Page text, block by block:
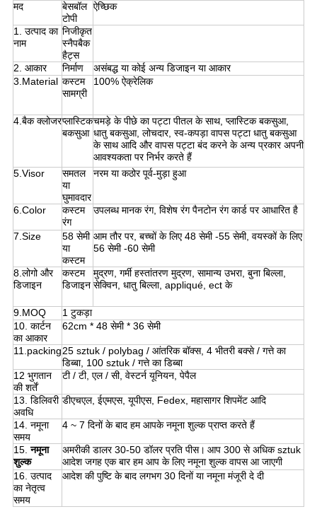
मद
बेसबॉल
टोपी
ऐच्छिक
1. उत्पाद का
नाम
निजीकृत
स्नैपबैक
हैट्स
2. आकार
निर्माण
असंबद्ध या कोई अन्य डिजाइन या आकार
3.Material कस्टम
सामग्री
100% ऐक्रेलिक
4.बैक क्लोजरप्लास्टिक
बकसुआ
चमड़े के पीछे का पट्टा पीतल के साथ, प्लास्टिक बकसुआ,
धातु बकसुआ, लोचदार, स्व-कपड़ा वापस पट्टा धातु बकसुआ
के साथ आदि और वापस पट्टा बंद करने के अन्य प्रकार अपनी
आवश्यकता पर निर्भर करते हैं
5.Visor
समतल
या
घुमावदार
नरम या कठोर पूर्व-मुड़ा हुआ
6.Color
कस्टम
रंग
उपलब्ध मानक रंग, विशेष रंग पैनटोन रंग कार्ड पर आधारित है
7.Size
58 सेमी
या
कस्टम
आम तौर पर, बच्चों के लिए 48 सेमी -55 सेमी, वयस्कों के लिए
56 सेमी -60 सेमी
8.लोगो और
डिजाइन
कस्टम
डिजाइन
मुद्रण, गर्मी हस्तांतरण मुद्रण, सामान्य उभरा, बुना बिल्ला,
सेक्विन, धातु बिल्ला, appliqué, ect के
9.MOQ
1 टुकड़ा
10. कार्टन
का आकार
62cm * 48 सेमी * 36 सेमी
11.packing25 sztuk / polybag / आंतरिक बॉक्स, 4 भीतरी बक्से / गत्ते का
डिब्बा, 100 sztuk / गत्ते का डिब्बा
12 भुगतान
की शर्तें
टी / टी, एल / सी, वेस्टर्न यूनियन, पेपैल
13. डिलिवरी
अवधि
डीएचएल, ईएमएस, यूपीएस, Fedex, महासागर शिपमेंट आदि
14. नमूना
समय
4 ~ 7 दिनों के बाद हम आपके नमूना शुल्क प्राप्त करते हैं
15.नमूना
शुल्क
अमरीकी डालर 30-50 डॉलर प्रति पीस। आप 300 से अधिक sztuk
आदेश जगह एक बार हम आप के लिए नमूना शुल्क वापस आ जाएगी
16. उत्पाद
का नेतृत्व
समय
आदेश की पुष्टि के बाद लगभग 30 दिनों या नमूना मंजूरी दे दी